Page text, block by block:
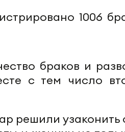
1006
браков и
с тем число
решили узаконить